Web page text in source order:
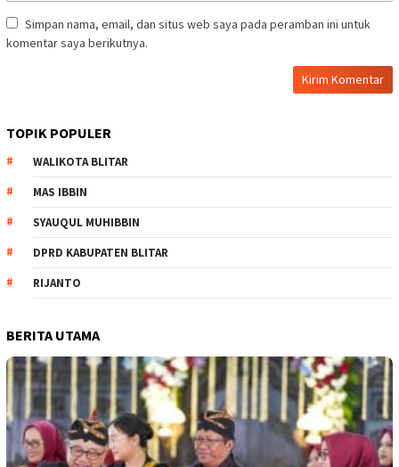
Simpan nama, email, dan situs web saya pada peramban ini untuk
komentar saya berikutnya.
TOPIK POPULER
WALIKOTA BLITAR
MAS IBBIN
SYAUQUL MUHIBBIN
DPRD KABUPATEN BLITAR
RIJANTO
BERITA UTAMA